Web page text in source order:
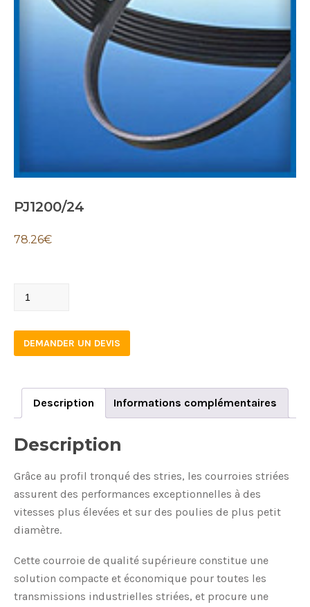
PJ1200/24
78.26€
PJ1200/24
DEMANDER UN DEVIS
Description Informations complémentaires
Description
Grâce au profil tronqué des stries, les courroies striées
assurent des performances exceptionnelles à des
vitesses plus élevées et sur des poulies de plus petit
diamètre.
Cette courroie de qualité supérieure constitue une
solution compacte et économique pour toutes les
transmissions industrielles striées, et procure une